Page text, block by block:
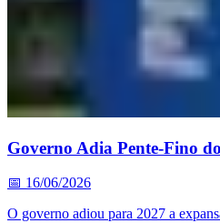
Governo Adia Pente-Fino
📅 16/06/2026
O governo adiou para 2027 a